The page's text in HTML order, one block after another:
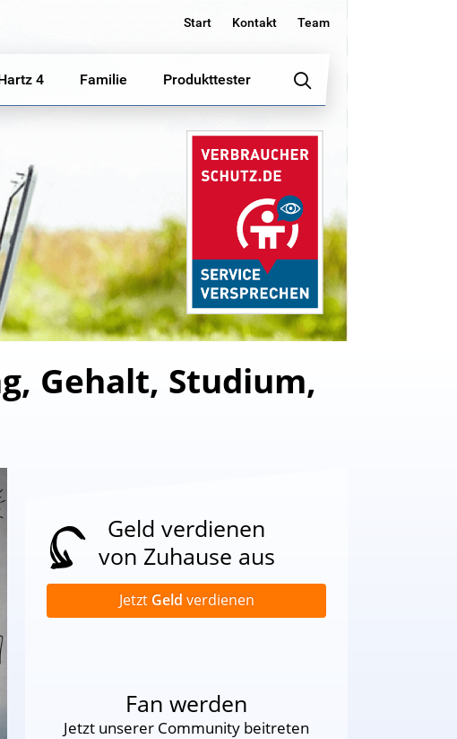
Start Kontakt Team
4 Familie Produkttester
Gehalt, Studium,
Geld verdienen
von Zuhause aus
Jetzt Geld verdienen
Fan werden
Jetzt unserer Community beitreten